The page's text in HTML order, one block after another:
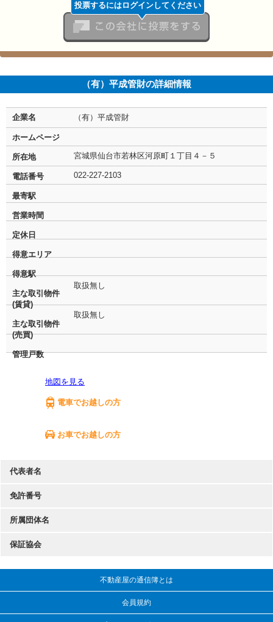
投票するにはログインしてください
（有）平成管財の詳細情報
企業名 （有）平成管財
ホームページ
所在地 宮城県仙台市若林区河原町１丁目４－５
電話番号 022-227-2103
最寄駅
営業時間
定休日
得意エリア
得意駅
主な取引物件
(賃貸)
取扱無し
主な取引物件
(売買)
取扱無し
管理戸数
地図を見る
電車でお越しの方
お車でお越しの方
代表者名
免許番号
所属団体名
保証協会
不動産屋の通信簿とは
会員規約